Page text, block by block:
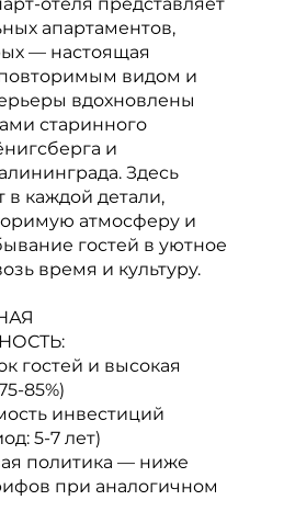
апартаментов,
— настоящая
видом и
вдохновлены
старинного
и
Здесь
в каждой детали,
атмосферу и
гостей в уютное
время и культуру.
гостей и высокая
85%)
инвестиций
5-7 лет)
политика — ниже
при аналогичном